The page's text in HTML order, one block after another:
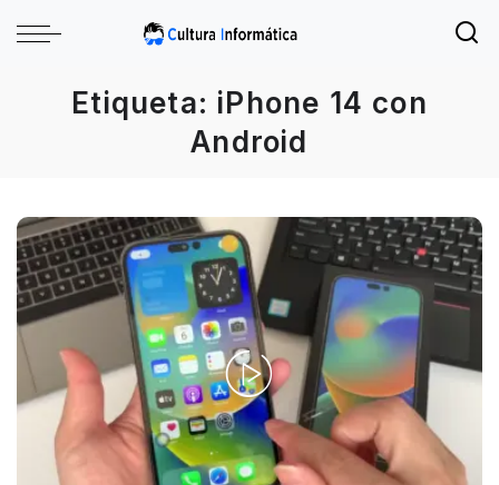
Etiqueta: iPhone 14 con
Android